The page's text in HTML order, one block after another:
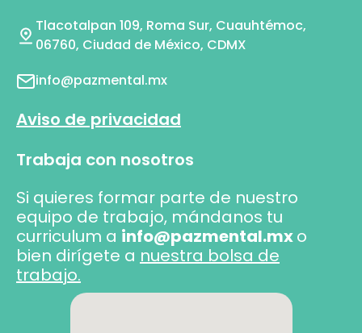
Tlacotalpan 109, Roma Sur, Cuauhtémoc,
06760, Ciudad de México, CDMX
info@pazmental.mx
Aviso de privacidad
Trabaja con nosotros
Si quieres formar parte de nuestro
equipo de trabajo, mándanos tu
curriculum a info@pazmental.mxo
bien dirígete a nuestra bolsa de
trabajo.